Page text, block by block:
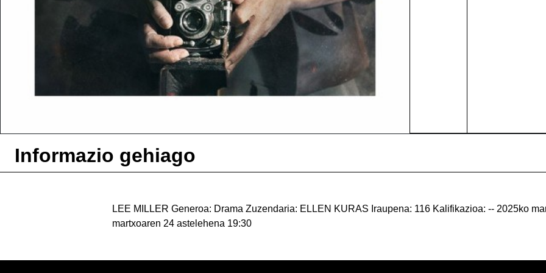
Informazio gehiago
LEE MILLER Generoa: Drama Zuzendaria: ELLEN KURAS Iraupena: 116 Kalifikazioa: -- 2025ko
martxoaren 24 astelehena 19:30